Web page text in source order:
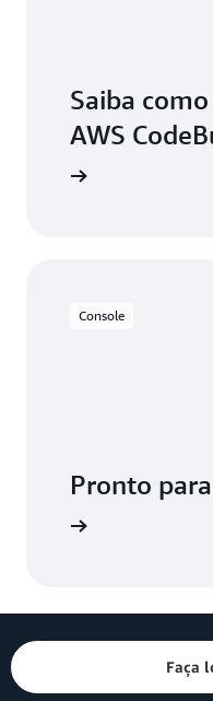
Saiba
AWS
Console
Pronto
Faça